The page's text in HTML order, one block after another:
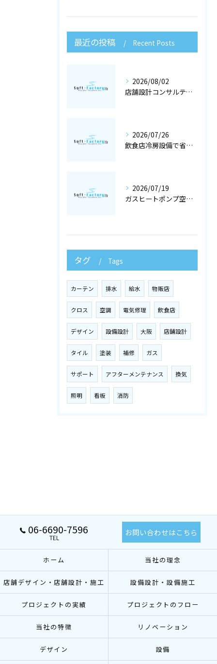
最近の投稿 Recent Posts
2026/08/02
店舗設計コンサルティングと冷暖房工事で快適な空調設備を大阪府大阪市で実現するポイント
2026/07/26
飲食店冷房設備で省エネと快適を両立する冷暖房工事と空調設備選定の店舗設計術
2026/07/19
ガスヒートポンプ空調で冷暖房工事と空調設備を最適化する店舗設計ガイド
タグ Tags
カーテン 排水 給水 物販店
クロス 空調 電気修理 飲食店
デザイン 設備設計 大阪 店舗設計
タイル 塗装 補修 ガス
サポート アフターメンテナンス 換気
照明 看板 消防
06-6690-7596
TEL
お問い合わせはこちら
ホーム 当社の理念
店舗デザイン・店舗設計・施工 設備設計・設備施工
プロジェクトの実績 プロジェクトのフロー
当社の特徴 リノベーション
デザイン 設備